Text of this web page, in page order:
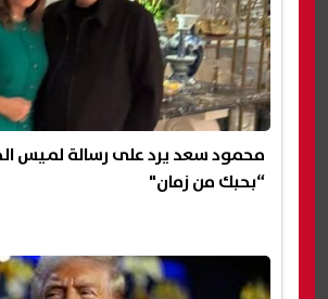
محمود سعد يرد على رسالة لميس
“بحبك من زمان"